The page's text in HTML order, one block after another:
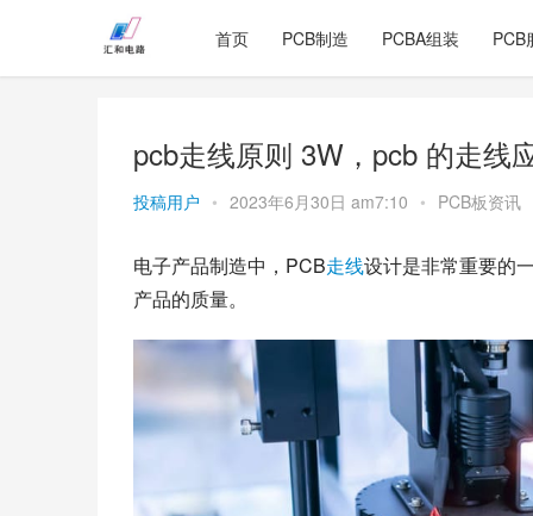
首页 PCB制造 PCBA组装 PCB
pcb走线原则 3W，pcb 的走线
投稿用户 • 2023年6月30日 am7:10 • PCB板资讯
电子产品制造中，PCB走线设计是非常重要的
产品的质量。